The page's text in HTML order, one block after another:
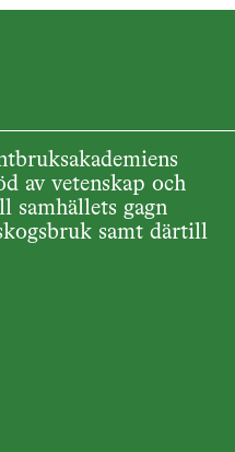
av vetenskap och
samhällets gagn
samt därtill